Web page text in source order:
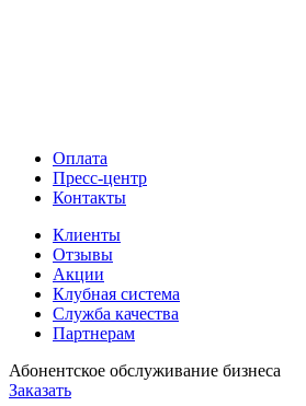
Оплата
Пресс-центр
Контакты
Клиенты
Отзывы
Акции
Клубная система
Служба качества
Партнерам
Абонентское обслуживание бизнеса
Заказать